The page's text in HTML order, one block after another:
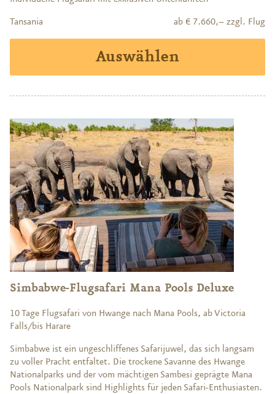
Tansania ab € 7.660,– zzgl. Flug
Auswählen
Simbabwe-Flugsafari Mana Pools Deluxe
10 Tage Flugsafari von Hwange nach Mana Pools, ab Victoria
Falls/bis Harare
Simbabwe ist ein ungeschliffenes Safarijuwel, das sich langsam
zu voller Pracht entfaltet. Die trockene Savanne des Hwange
Nationalparks und der vom mächtigen Sambesi geprägte Mana
Pools Nationalpark sind Highlights für jeden Safari-Enthusiasten.